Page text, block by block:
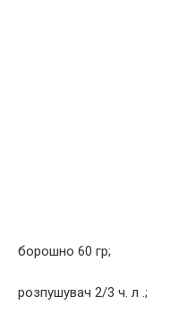
борошно 60 гр;
розпушувач 2/3 ч. л .;